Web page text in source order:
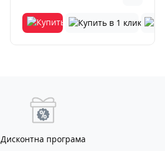
Дисконтна програма